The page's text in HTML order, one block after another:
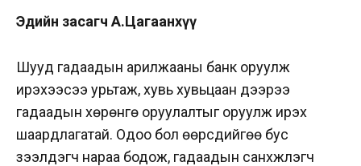
Эдийн засагч А.Цагаанхүү
Шууд гадаадын арилжааны банк оруулж
ирэхээсээ урьтаж, хувь хувьцаан дээрээ
гадаадын хөрөнгө оруулалтыг оруулж ирэх
шаардлагатай. Одоо бол өөрсдийгөө бус
зээлдэгч нараа бодож, гадаадын санхүүжүүлэгч